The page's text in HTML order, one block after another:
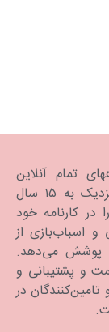
تمام آنلاین
سیسمونی و اسباب‌بازی در ایران است که نزدیک به ۱۵ سال
در کارنامه خود
اسباب‌بازی از
سالگی کودک را پوشش می‌دهد.
و پشتیبانی و
در